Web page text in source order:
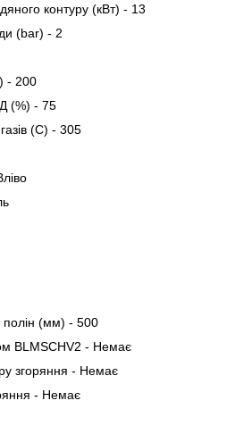
контуру (кВт) - 13
(bar) - 2
- 200
(%) - 75
(C) - 305
(мм) - 500
BLMSCHV2 - Немає
згоряння - Немає
- Немає